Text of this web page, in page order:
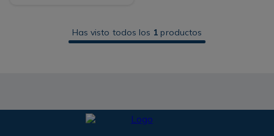
Has visto todos los 1 productos